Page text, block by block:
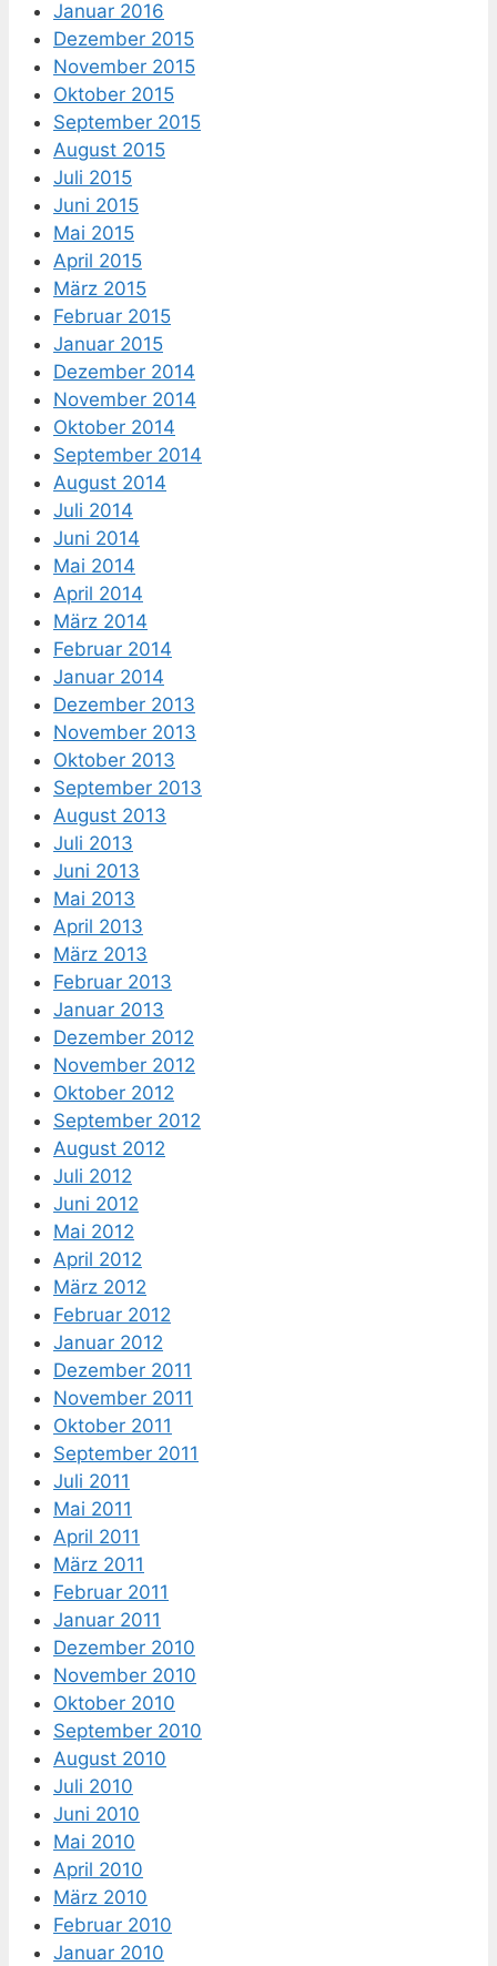
Januar 2016
Dezember 2015
November 2015
Oktober 2015
September 2015
August 2015
Juli 2015
Juni 2015
Mai 2015
April 2015
März 2015
Februar 2015
Januar 2015
Dezember 2014
November 2014
Oktober 2014
September 2014
August 2014
Juli 2014
Juni 2014
Mai 2014
April 2014
März 2014
Februar 2014
Januar 2014
Dezember 2013
November 2013
Oktober 2013
September 2013
August 2013
Juli 2013
Juni 2013
Mai 2013
April 2013
März 2013
Februar 2013
Januar 2013
Dezember 2012
November 2012
Oktober 2012
September 2012
August 2012
Juli 2012
Juni 2012
Mai 2012
April 2012
März 2012
Februar 2012
Januar 2012
Dezember 2011
November 2011
Oktober 2011
September 2011
Juli 2011
Mai 2011
April 2011
März 2011
Februar 2011
Januar 2011
Dezember 2010
November 2010
Oktober 2010
September 2010
August 2010
Juli 2010
Juni 2010
Mai 2010
April 2010
März 2010
Februar 2010
Januar 2010